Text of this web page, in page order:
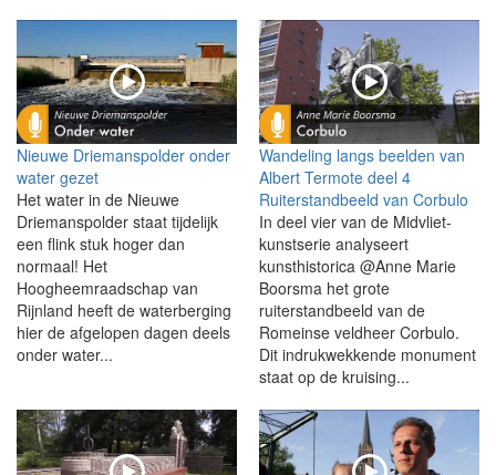
Nieuwe Driemanspolder onder
water gezet
Het water in de Nieuwe
Driemanspolder staat tijdelijk
een flink stuk hoger dan
normaal! Het
Hoogheemraadschap van
Rijnland heeft de waterberging
hier de afgelopen dagen deels
onder water...
Wandeling langs beelden van
Albert Termote deel 4
Ruiterstandbeeld van Corbulo
In deel vier van de Midvliet-
kunstserie analyseert
kunsthistorica @Anne Marie
Boorsma het grote
ruiterstandbeeld van de
Romeinse veldheer Corbulo.
Dit indrukwekkende monument
staat op de kruising...